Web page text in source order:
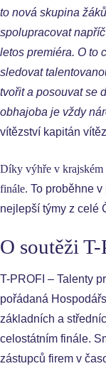
to nová skupina
spolupracovat
letos premiéra. O to
sledovat
tvořit a posouvat se
obhajoba je vždy
vítězství kapitán
Díky výhře v krajském
finále. To proběhne
nejlepší týmy z celé
O soutěži
T-PROFI – Talenty
pořádaná
základních a
celostátním finále.
zástupců firem v